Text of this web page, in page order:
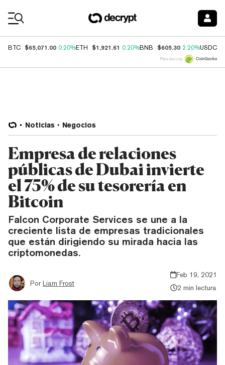
BTC $65,071.00 0.20%ETH $1,921.61 0.20%BNB $605.30 2.20%USDC
Price data by
Noticias Negocios
Empresa de relaciones
públicas de Dubai invierte
el 75% de su tesorería en
Bitcoin
Falcon Corporate Services se une a la
creciente lista de empresas tradicionales
que están dirigiendo su mirada hacia las
criptomonedas.
Por Liam Frost
Feb 19, 2021
2 min lectura